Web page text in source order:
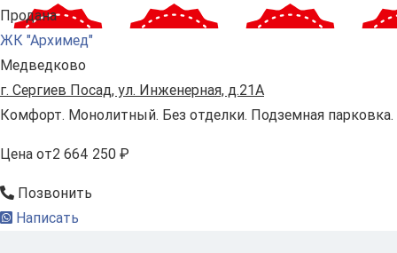
Продана
ЖК "Архимед"
Медведково
г. Сергиев Посад, ул. Инженерная, д.21А
Комфорт. Монолитный. Без отделки. Подземная парковка.
Цена от2 664 250 ₽
Позвонить
Написать